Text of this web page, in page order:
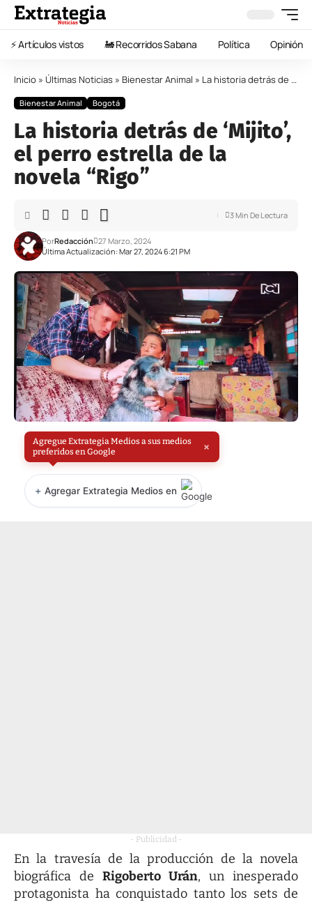
⚡️ Artículos vistos 🚂 Recorridos Sabana Política Opinión
Inicio » Últimas Noticias » Bienestar Animal » La historia detrás de ‘Mijito’, el perro estrella de la novela “Rigo”
Bienestar Animal Bogotá
La historia detrás de ‘Mijito’,
el perro estrella de la
novela “Rigo”
Última Actualización: Mar 27, 2024 6:21 PM
PorRedacción 27 Marzo, 2024
3 Min De Lectura
Agregue Extrategia Medios a sus medios
preferidos en Google
×
+ Agregar Extrategia Medios en
- Publicidad -
En la travesía de la producción de la novela
biográfica de Rigoberto Urán, un inesperado
protagonista ha conquistado tanto los sets de